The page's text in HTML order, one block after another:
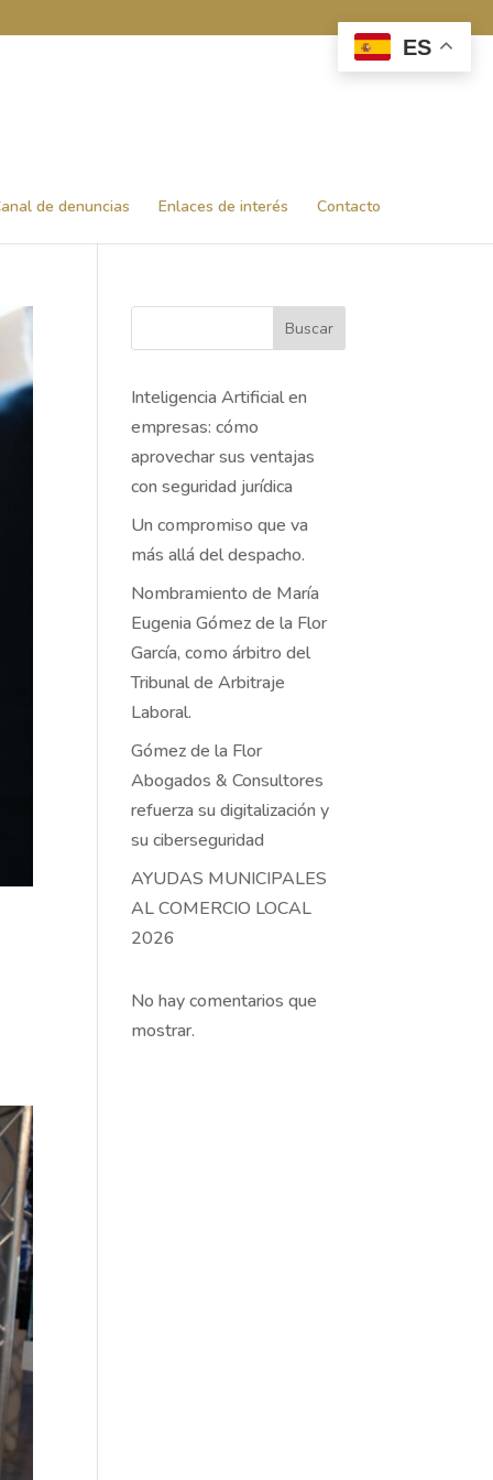
de denuncias Enlaces de interés Contacto
Buscar
Inteligencia Artificial en
empresas: cómo
aprovechar sus ventajas
con seguridad jurídica
Un compromiso que va
más allá del despacho.
Nombramiento de María
Eugenia Gómez de la Flor
García, como árbitro del
Tribunal de Arbitraje
Laboral.
Gómez de la Flor
Abogados & Consultores
refuerza su digitalización y
su ciberseguridad
AYUDAS MUNICIPALES
AL COMERCIO LOCAL
2026
No hay comentarios que
mostrar.
ES